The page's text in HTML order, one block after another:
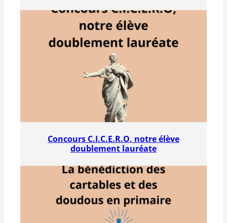
Concours C.I.C.E.R.O, notre élève
doublement lauréate